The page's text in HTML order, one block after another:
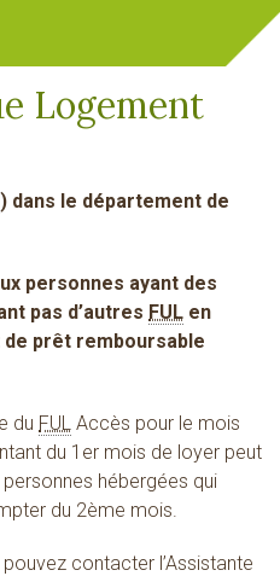
Logement
) dans le département de
personnes ayant des
pas d’autres FUL en
de prêt remboursable
du FUL Accès pour le mois
du 1er mois de loyer peut
hébergées qui
du 2ème mois.
contacter l’Assistante